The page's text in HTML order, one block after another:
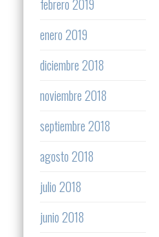
febrero 2019
enero 2019
diciembre 2018
noviembre 2018
septiembre 2018
agosto 2018
julio 2018
junio 2018